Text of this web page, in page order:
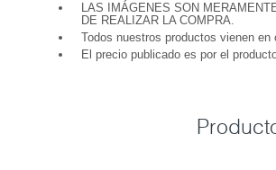
LAS IMÁGENES SON
DE REALIZAR LA COMPRA.
Todos nuestros productos vienen
El precio publicado es por el